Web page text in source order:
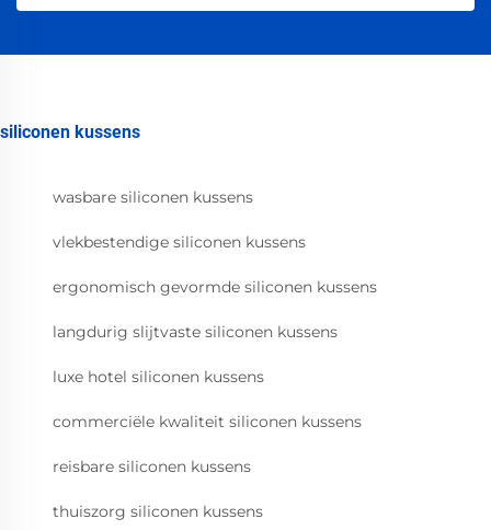
siliconen kussens
wasbare siliconen kussens
vlekbestendige siliconen kussens
ergonomisch gevormde siliconen kussens
langdurig slijtvaste siliconen kussens
luxe hotel siliconen kussens
commerciële kwaliteit siliconen kussens
reisbare siliconen kussens
thuiszorg siliconen kussens